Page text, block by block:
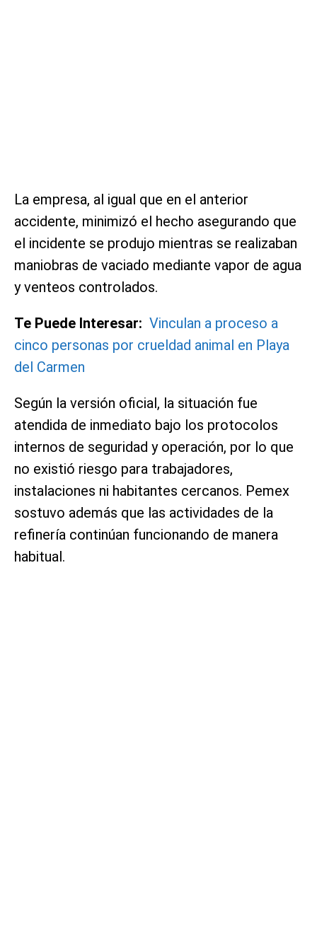
La empresa, al igual que en el anterior
accidente, minimizó el hecho asegurando que
el incidente se produjo mientras se realizaban
maniobras de vaciado mediante vapor de agua
y venteos controlados.
Te Puede Interesar: Vinculan a proceso a
cinco personas por crueldad animal en Playa
del Carmen
Según la versión oficial, la situación fue
atendida de inmediato bajo los protocolos
internos de seguridad y operación, por lo que
no existió riesgo para trabajadores,
instalaciones ni habitantes cercanos. Pemex
sostuvo además que las actividades de la
refinería continúan funcionando de manera
habitual.